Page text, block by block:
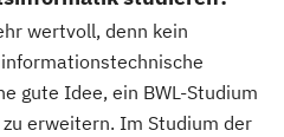
wertvoll, denn kein
gute Idee, ein BWL-Studium
erweitern. Im Studium der